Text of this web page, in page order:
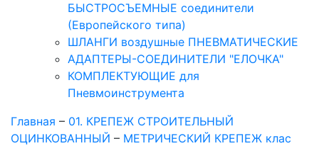
БЫСТРОСЪЕМНЫЕ соединители
(Европейского типа)
ШЛАНГИ воздушные ПНЕВМАТИЧЕСКИЕ
АДАПТЕРЫ-СОЕДИНИТЕЛИ "ЕЛОЧКА"
КОМПЛЕКТУЮЩИЕ для
Пневмоинструмента
Главная – 01. КРЕПЕЖ СТРОИТЕЛЬНЫЙ
ОЦИНКОВАННЫЙ – МЕТРИЧЕСКИЙ КРЕПЕЖ клас